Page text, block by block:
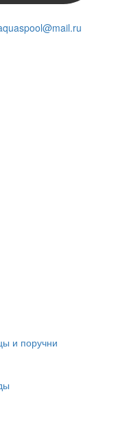
и поручни